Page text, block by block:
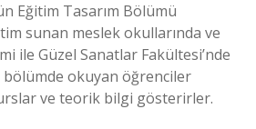
Eğitim Tasarım Bölümü
sunan meslek okullarında ve
ile Güzel Sanatlar Fakültesi’nde
bölümde okuyan öğrenciler
ve teorik bilgi gösterirler.